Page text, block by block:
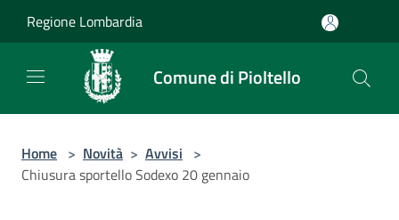
Regione Lombardia
Comune di Pioltello
Home > Novità > Avvisi >
Chiusura sportello Sodexo 20 gennaio